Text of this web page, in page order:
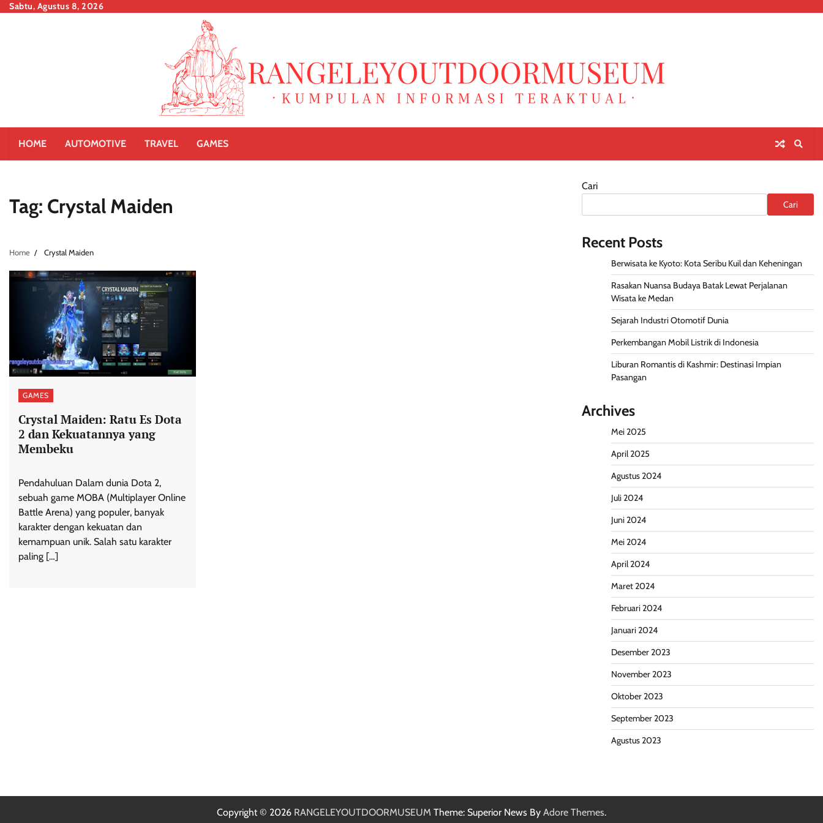
SkipSabtu, Agustus 8, 2026
HOME AUTOMOTIVE TRAVEL GAMES
Tag: Crystal Maiden
Home Crystal Maiden
GAMES
Crystal Maiden: Ratu Es Dota
2 dan Kekuatannya yang
Membeku
Pendahuluan Dalam dunia Dota 2,
sebuah game MOBA (Multiplayer Online
Battle Arena) yang populer, banyak
karakter dengan kekuatan dan
kemampuan unik. Salah satu karakter
paling […]
Cari
Cari
Recent Posts
Berwisata ke Kyoto: Kota Seribu Kuil dan Keheningan
Rasakan Nuansa Budaya Batak Lewat Perjalanan
Wisata ke Medan
Sejarah Industri Otomotif Dunia
Perkembangan Mobil Listrik di Indonesia
Liburan Romantis di Kashmir: Destinasi Impian
Pasangan
Archives
Mei 2025
April 2025
Agustus 2024
Juli 2024
Juni 2024
Mei 2024
April 2024
Maret 2024
Februari 2024
Januari 2024
Desember 2023
November 2023
Oktober 2023
September 2023
Agustus 2023
Copyright © 2026 RANGELEYOUTDOORMUSEUM Theme: Superior News By Adore Themes.